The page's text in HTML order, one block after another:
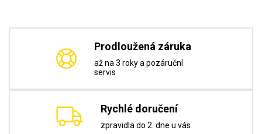
Prodloužená záruka
až na 3 roky a pozáruční
servis
Rychlé doručení
zpravidla do 2. dne u vás